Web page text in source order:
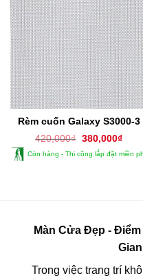
Rèm cuốn Galaxy S3000-3
420,000₫ Giá
là:
380,000₫Giá
tại
Còn hàng - Thi công lắp đặt miền
Màn Cửa Đẹp -
Trong việc trang trí